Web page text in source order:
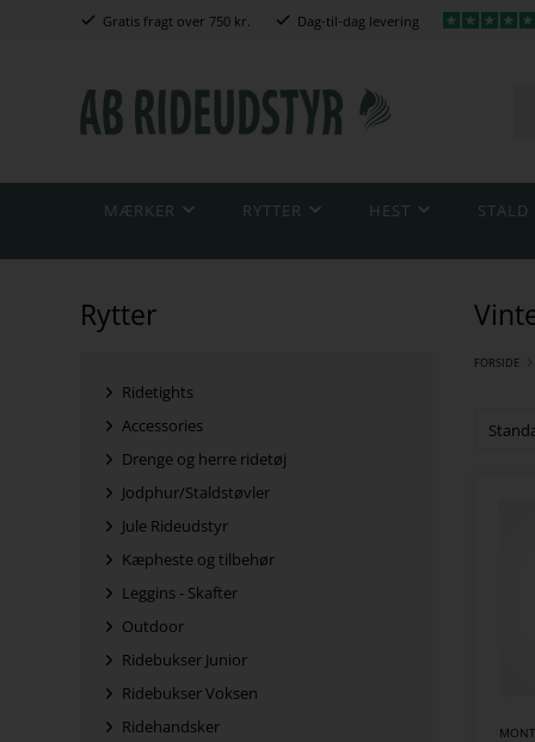
Gratis fragt over 750 kr. Dag-til-dag levering
MÆRKER RYTTER HEST STALD
Rytter
Ridetights
Accessories
Drenge og herre ridetøj
Jodphur/Staldstøvler
Jule Rideudstyr
Kæpheste og tilbehør
Leggins - Skafter
Outdoor
Ridebukser Junior
Ridebukser Voksen
Ridehandsker
FORSIDE